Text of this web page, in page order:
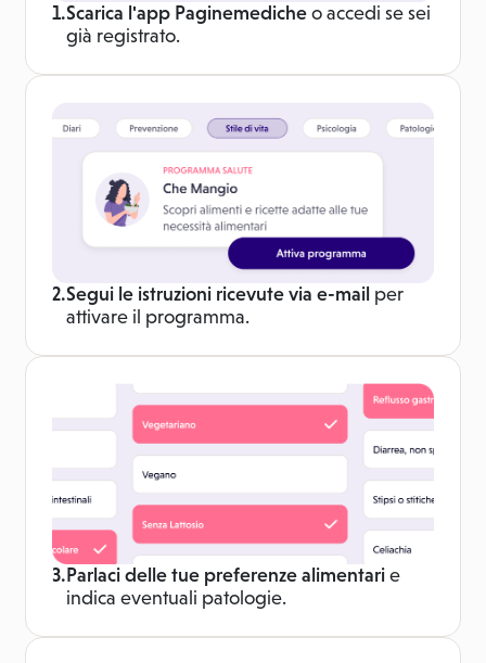
1.Scarica l'app Paginemediche o accedi se sei
già registrato.
2.Segui le istruzioni ricevute via e-mail per
attivare il programma.
3. Parlaci delle tue preferenze alimentari e
indica eventuali patologie.